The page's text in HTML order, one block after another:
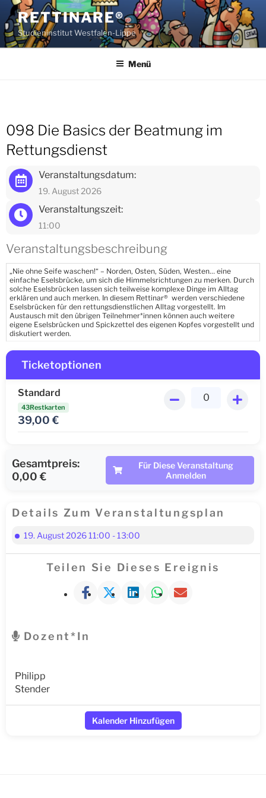
Zum
Inhalt
springen
RETTINARE®
Studieninstitut Westfalen-Lippe
Menü
098 Die Basics der Beatmung im
Rettungsdienst
Veranstaltungsdatum:
19. August 2026
Veranstaltungszeit:
11:00
Veranstaltungsbeschreibung
„Nie ohne Seife waschen!“ – Norden, Osten, Süden, Westen… eine
einfache Eselsbrücke, um sich die Himmelsrichtungen zu merken. Durch
solche Eselsbrücken lassen sich teilweise komplexe Dinge im Alltag
erklären und auch merken. In diesem Rettinar® werden verschiedene
Eselsbrücken für den rettungsdienstlichen Alltag vorgestellt. Im
Austausch mit den übrigen Teilnehmer*innen können auch weitere
eigene Eselsbrücken und Spickzettel des eigenen Kopfes vorgestellt und
diskutiert werden.
Ticketoptionen
Standard
43Restkarten
39,00 €
Gesamtpreis:
0,00 €
Für Diese Veranstaltung
Anmelden
Details Zum Veranstaltungsplan
19. August 2026 11:00 - 13:00
Teilen Sie Dieses Ereignis
Dozent*in
Philipp
Stender
Kalender Hinzufügen